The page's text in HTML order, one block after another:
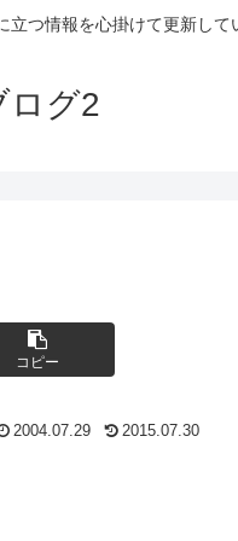
つ情報を心掛けて更新して
ログ2
コピー
2004.07.29 2015.07.30